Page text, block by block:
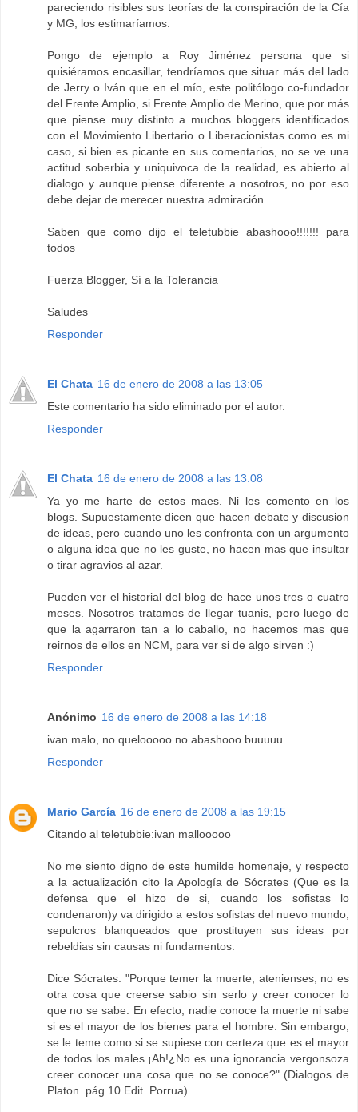
pareciendo risibles sus teorías de la conspiración de la Cía
y MG, los estimaríamos.
Pongo de ejemplo a Roy Jiménez persona que si
quisiéramos encasillar, tendríamos que situar más del lado
de Jerry o Iván que en el mío, este politólogo co-fundador
del Frente Amplio, si Frente Amplio de Merino, que por más
que piense muy distinto a muchos bloggers identificados
con el Movimiento Libertario o Liberacionistas como es mi
caso, si bien es picante en sus comentarios, no se ve una
actitud soberbia y uniquivoca de la realidad, es abierto al
dialogo y aunque piense diferente a nosotros, no por eso
debe dejar de merecer nuestra admiración
Saben que como dijo el teletubbie abashooo!!!!!!! para
todos
Fuerza Blogger, Sí a la Tolerancia
Saludes
Responder
El Chata 16 de enero de 2008 a las 13:05
Este comentario ha sido eliminado por el autor.
Responder
El Chata 16 de enero de 2008 a las 13:08
Ya yo me harte de estos maes. Ni les comento en los
blogs. Supuestamente dicen que hacen debate y discusion
de ideas, pero cuando uno les confronta con un argumento
o alguna idea que no les guste, no hacen mas que insultar
o tirar agravios al azar.
Pueden ver el historial del blog de hace unos tres o cuatro
meses. Nosotros tratamos de llegar tuanis, pero luego de
que la agarraron tan a lo caballo, no hacemos mas que
reirnos de ellos en NCM, para ver si de algo sirven :)
Responder
Anónimo 16 de enero de 2008 a las 14:18
ivan malo, no quelooooo no abashooo buuuuu
Responder
Mario García 16 de enero de 2008 a las 19:15
Citando al teletubbie:ivan mallooooo
No me siento digno de este humilde homenaje, y respecto
a la actualización cito la Apología de Sócrates (Que es la
defensa que el hizo de si, cuando los sofistas lo
condenaron)y va dirigido a estos sofistas del nuevo mundo,
sepulcros blanqueados que prostituyen sus ideas por
rebeldias sin causas ni fundamentos.
Dice Sócrates: "Porque temer la muerte, atenienses, no es
otra cosa que creerse sabio sin serlo y creer conocer lo
que no se sabe. En efecto, nadie conoce la muerte ni sabe
si es el mayor de los bienes para el hombre. Sin embargo,
se le teme como si se supiese con certeza que es el mayor
de todos los males.¡Ah!¿No es una ignorancia vergonsoza
creer conocer una cosa que no se conoce?" (Dialogos de
Platon. pág 10.Edit. Porrua)